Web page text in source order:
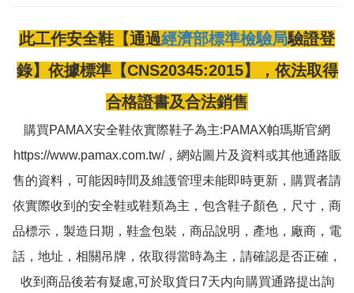
此工作安全鞋【通過經濟部標準檢驗局驗證登
錄】依據標準【CNS20345:2015】，依法取得
合格證書及合法銷售
購買PAMAX安全鞋依實際鞋子為主:PAMAX帕瑪斯官網
https://www.pamax.com.tw/，網站圖片及資料或其他通路販
售的資料，可能因時間及維護管理未能即時更新，購買者請
依實際收到的安全鞋或鞋類為主，包含鞋子顏色，尺寸，商
品標示，製造日期，鞋盒包裝，商品說明，產地，廠商，電
話，地址，相關吊牌，依取得當時為主，請確認是否正確，
收到商品後若有疑慮,可於取貨日7天内向購買通路提出詢